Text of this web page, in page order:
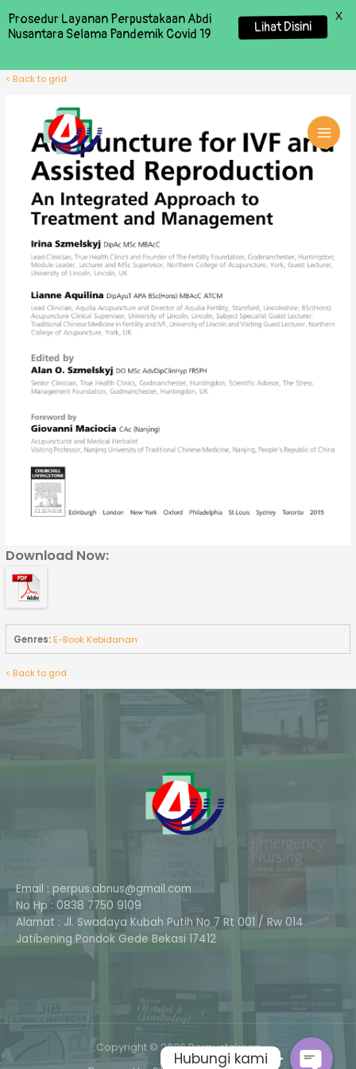
< Back to grid
Download Now:
Genres:E-Book Kebidanan
< Back to grid
Email : perpus.abnus@gmail.com
No Hp : 0838 7750 9109
Alamat : Jl. Swadaya Kubah Putih No 7 Rt 001 / Rw 014
Jatibening Pondok Gede Bekasi 17412
Copyright © 2026 Perpustakaan
Prosedur Layanan Perpustakaan Abdi
Nusantara Selama Pandemik Covid 19
Lihat Disini
X
Hubungi kami